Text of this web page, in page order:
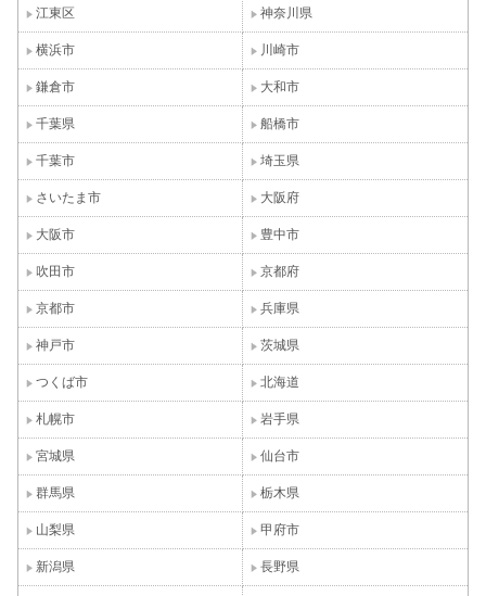
江東区 神奈川県
横浜市 川崎市
鎌倉市 大和市
千葉県 船橋市
千葉市 埼玉県
さいたま市 大阪府
大阪市 豊中市
吹田市 京都府
京都市 兵庫県
神戸市 茨城県
つくば市 北海道
札幌市 岩手県
宮城県 仙台市
群馬県 栃木県
山梨県 甲府市
新潟県 長野県